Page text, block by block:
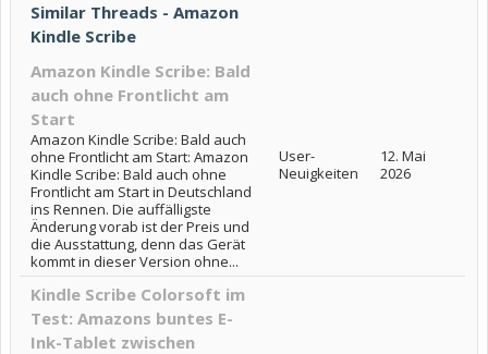
Similar Threads - Amazon
Kindle Scribe
Amazon Kindle Scribe: Bald
auch ohne Frontlicht am
Start
Amazon Kindle Scribe: Bald auch
ohne Frontlicht am Start: Amazon
Kindle Scribe: Bald auch ohne
Frontlicht am Start in Deutschland
ins Rennen. Die auffälligste
Änderung vorab ist der Preis und
die Ausstattung, denn das Gerät
kommt in dieser Version ohne...
User-
Neuigkeiten
12. Mai
2026
Kindle Scribe Colorsoft im
Test: Amazons buntes E-
Ink-Tablet zwischen